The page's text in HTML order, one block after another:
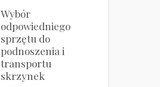
Wybór
odpowiedniego
sprzętu do
podnoszenia i
transportu
skrzynek